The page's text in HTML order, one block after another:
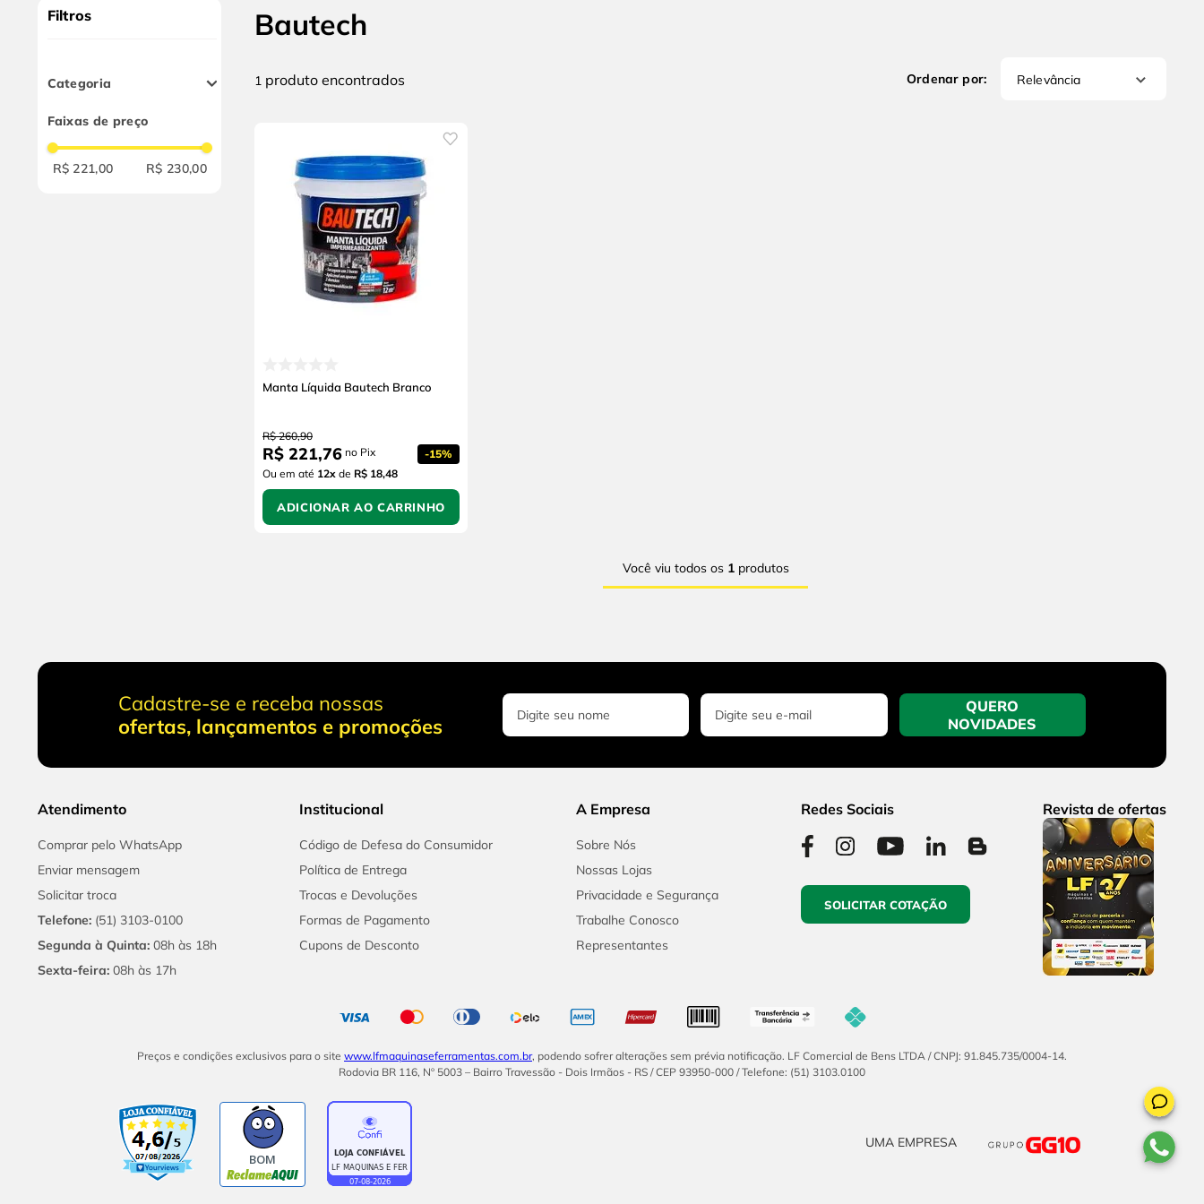
Filtros
Categoria
Faixas de preço
R$ 221,00 R$ 230,00
Bautech
1 produto Relevância
Manta Líquida Bautech Branco
R$ 260,90
R$ 221,76 no Pix -15%
Ou em até 12x de R$ 18,48
ADICIONAR AO CARRINHO
Você viu todos os 1produtos
Cadastre-se e receba nossas
ofertas, lançamentos e promoções
QUERO
NOVIDADES
Atendimento
Comprar pelo WhatsApp
Enviar mensagem
Solicitar troca
Telefone: (51) 3103-0100
Segunda à Quinta: 08h às 18h
Sexta-feira: 08h às 17h
Institucional
Código de Defesa do Consumidor
Política de Entrega
Trocas e Devoluções
Formas de Pagamento
Cupons de Desconto
A Empresa
Sobre Nós
Nossas Lojas
Privacidade e Segurança
Trabalhe Conosco
Representantes
Redes Sociais
SOLICITAR COTAÇÃO
Revista de ofertas
Preços e condições exclusivos para o site www.lfmaquinaseferramentas.com.br, podendo sofrer alterações sem prévia notificação. LF Comercial de Bens LTDA / CNPJ: 91.845.735/0004-14.
Rodovia BR 116, Nº 5003 – Bairro Travessão - Dois Irmãos - RS / CEP 93950-000 / Telefone: (51) 3103.0100
BOM
UMA EMPRESA